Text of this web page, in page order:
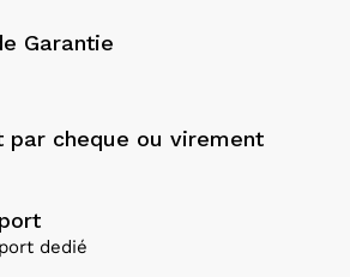
Garantie
par cheque ou virement
dedié